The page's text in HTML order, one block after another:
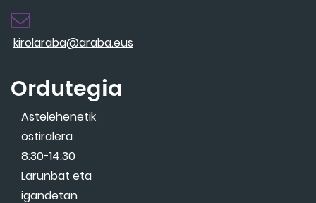
kirolaraba@araba.eus
Ordutegia
Astelehenetik
ostiralera
8:30-14:30
Larunbat eta
igandetan